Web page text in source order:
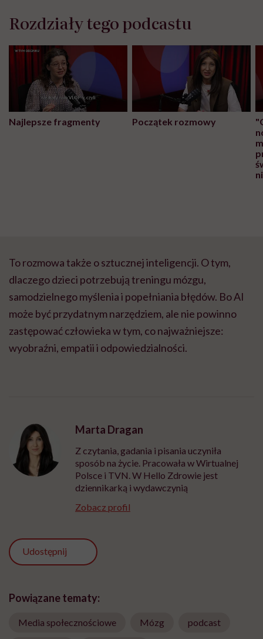
Rozdziały tego podcastu
Najlepsze fragmenty Początek rozmowy
To rozmowa także o sztucznej inteligencji. O tym,
dlaczego dzieci potrzebują treningu mózgu,
samodzielnego myślenia i popełniania błędów. Bo AI
może być przydatnym narzędziem, ale nie powinno
zastępować człowieka w tym, co najważniejsze:
wyobraźni, empatii i odpowiedzialności.
Marta Dragan
Z czytania, gadania i pisania uczyniła
sposób na życie. Pracowała w Wirtualnej
Polsce i TVN. W Hello Zdrowie jest
dziennikarką i wydawczynią
Zobacz profil
Udostępnij
Powiązane tematy:
Media społecznościowe Mózg podcast